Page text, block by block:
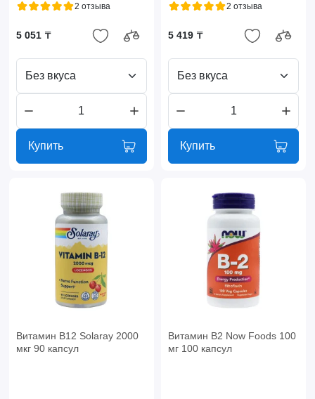
2 отзыва
5 051 ₸
Без вкуса
Купить
2 отзыва
5 419 ₸
Без вкуса
Купить
Витамин B12 Solaray 2000
мкг 90 капсул
Витамин B2 Now Foods 100
мг 100 капсул